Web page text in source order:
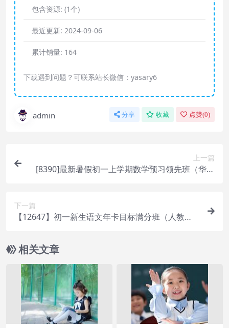
包含资源: (1个)
最近更新: 2024-09-06
累计销量: 164
下载遇到问题？可联系站长微信：yasary6
admin 分享 收藏 点赞(0)
上一篇
[8390]最新暑假初一上学期数学预习领先班（华师
下一篇
【12647】初一新生语文年卡目标满分班（人教
相关文章